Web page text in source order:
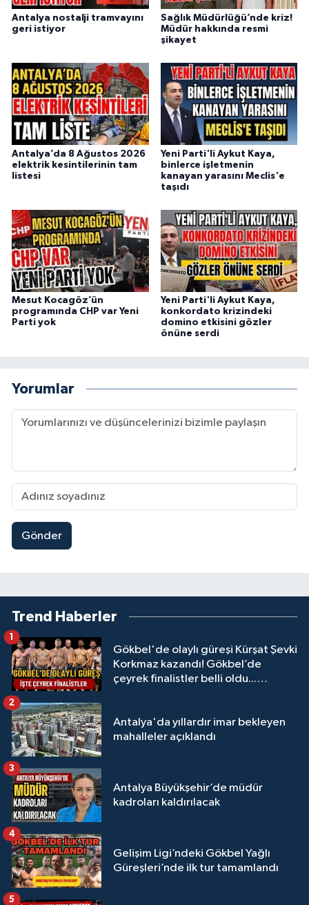
Antalya nostalji tramvayını
geri istiyor
Sağlık Müdürlüğü’nde kriz!
Müdür hakkında resmi
şikayet
Antalya’da 8 Ağustos 2026
elektrik kesintilerinin tam
listesi
Yeni Parti'li Aykut Kaya,
binlerce işletmenin
kanayan yarasını Meclis'e
taşıdı
Mesut Kocagöz’ün
programında CHP var Yeni
Parti yok
Yeni Parti'li Aykut Kaya,
konkordato krizindeki
domino etkisini gözler
önüne serdi
Yorumlar
Gönder
Trend Haberler
Gökbel'de olaylı güreşi Kürşat Şevki
Korkmaz kazandı! Gökbel’de
çeyrek finalistler belli oldu...
1
Antalya'da yıllardır imar bekleyen
mahalleler açıklandı
2
Antalya Büyükşehir’de müdür
kadroları kaldırılacak
3
Gelişim Ligi’ndeki Gökbel Yağlı
Güreşleri’nde ilk tur tamamlandı
4
5